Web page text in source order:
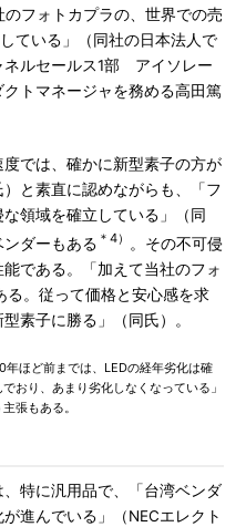
フォトカプラの、世界での売
ている」（同社の日本法人で
ネルセールス1部 アイソレー
トマネージャを務める高田篤
では、確かに新型素子の方が
と素直に認めながらも、「フ
領域を確立している」（同
ダーもある ＊4）
。その不可侵
である。「加えて当社のフォ
る。従って価格と安心感を求
素子に勝る」（同氏）。
ほど前までは、LEDの経年劣化は確
おり、あまり劣化しなくなっている」
張もある。
特に汎用品で、「台湾ベンダ
進んでいる」（NECエレクト